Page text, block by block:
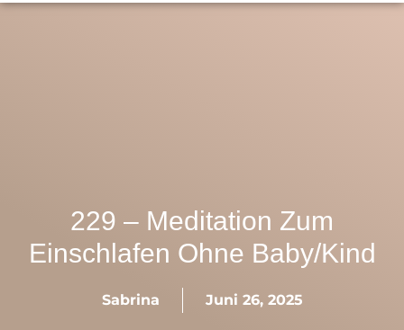
229 – Meditation Zum
Einschlafen Ohne Baby/Kind
Sabrina Juni 26, 2025